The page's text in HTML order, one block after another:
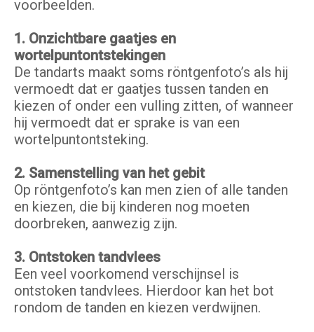
voorbeelden.
1. Onzichtbare gaatjes en
wortelpuntontstekingen
De tandarts maakt soms röntgenfoto’s als hij
vermoedt dat er gaatjes tussen tanden en
kiezen of onder een vulling zitten, of wanneer
hij vermoedt dat er sprake is van een
wortelpuntontsteking.
2. Samenstelling van het gebit
Op röntgenfoto’s kan men zien of alle tanden
en kiezen, die bij kinderen nog moeten
doorbreken, aanwezig zijn.
3. Ontstoken tandvlees
Een veel voorkomend verschijnsel is
ontstoken tandvlees. Hierdoor kan het bot
rondom de tanden en kiezen verdwijnen.